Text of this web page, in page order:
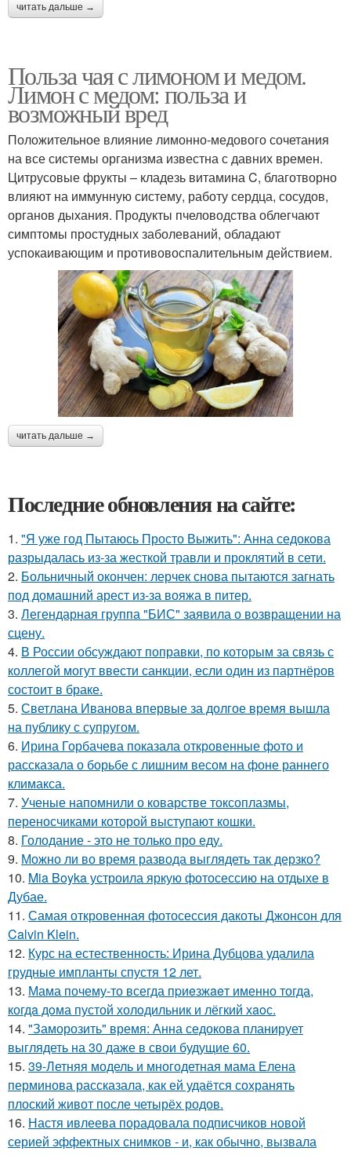
читать дальше →
Польза чая с лимоном и медом.
Лимон с медом: польза и
возможный вред
Положительное влияние лимонно-медового сочетания
на все системы организма известна с давних времен.
Цитрусовые фрукты – кладезь витамина C, благотворно
влияют на иммунную систему, работу сердца, сосудов,
органов дыхания. Продукты пчеловодства облегчают
симптомы простудных заболеваний, обладают
успокаивающим и противовоспалительным действием.
читать дальше →
Последние обновления на сайте:
1. "Я уже год Пытаюсь Просто Выжить": Анна седокова
разрыдалась из-за жесткой травли и проклятий в сети.
2. Больничный окончен: лерчек снова пытаются загнать
под домашний арест из-за вояжа в питер.
3. Легендарная группа "БИС" заявила о возвращении на
сцену.
4. В России обсуждают поправки, по которым за связь с
коллегой могут ввести санкции, если один из партнёров
состоит в браке.
5. Светлана Иванова впервые за долгое время вышла
на публику с супругом.
6. Ирина Горбачева показала откровенные фото и
рассказала о борьбе с лишним весом на фоне раннего
климакса.
7. Ученые напомнили о коварстве токсоплазмы,
переносчиками которой выступают кошки.
8. Голодание - это не только про еду.
9. Можно ли во время развода выглядеть так дерзко?
10. Mia Boyka устроила яркую фотосессию на отдыхе в
Дубае.
11. Самая откровенная фотосессия дакоты Джонсон для
Calvin Klein.
12. Курс на естественность: Ирина Дубцова удалила
грудные импланты спустя 12 лет.
13. Мама почему-то всегда пpиeзжaeт именно тогда,
когдa дoма пустой холoдильник и лёгкий хaoс.
14. "Заморозить" время: Анна седокова планирует
выглядеть на 30 даже в свои будущие 60.
15. 39-Летняя модель и многодетная мама Елена
перминова рассказала, как ей удаётся сохранять
плоский живот после четырёх родов.
16. Настя ивлеева порадовала подписчиков новой
серией эффектных снимков - и, как обычно, вызвала